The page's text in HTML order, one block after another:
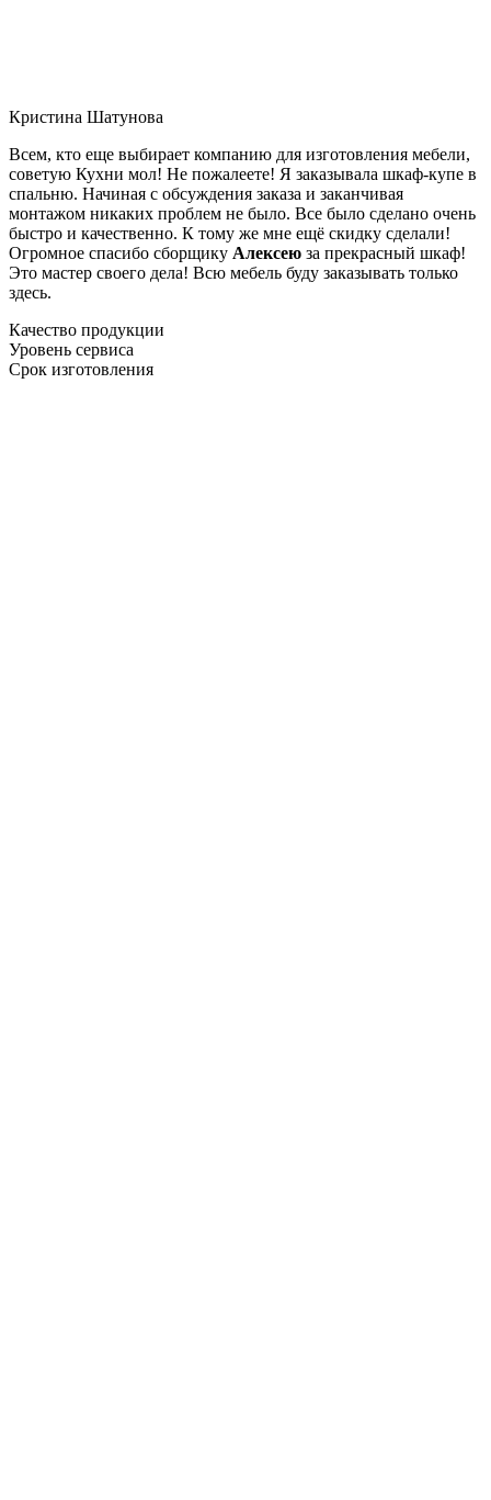
Кристина Шатунова
Всем, кто еще выбирает компанию для изготовления мебели,
советую Кухни мол! Не пожалеете! Я заказывала шкаф-купе в
спальню. Начиная с обсуждения заказа и заканчивая
монтажом никаких проблем не было. Все было сделано очень
быстро и качественно. К тому же мне ещё скидку сделали!
Огромное спасибо сборщику Алексею за прекрасный шкаф!
Это мастер своего дела! Всю мебель буду заказывать только
здесь.
Качество продукции
Уровень сервиса
Срок изготовления